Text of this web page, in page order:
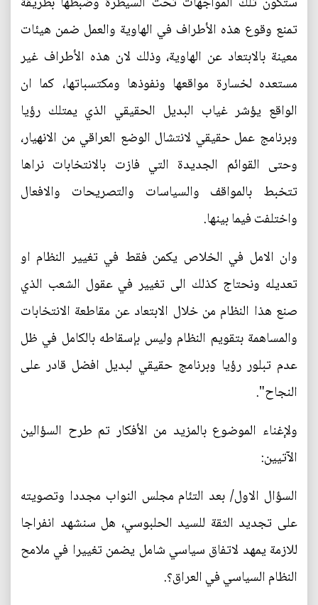
تمنع وقوع هذه الأطراف في الهاوية والعمل ضمن هيئات
معينة بالابتعاد عن الهاوية، وذلك لان هذه الأطراف غير
مستعده لخسارة مواقعها ونفوذها ومكتسباتها، كما ان
الواقع يؤشر غياب البديل الحقيقي الذي يمتلك رؤيا
وبرنامج عمل حقيقي لانتشال الوضع العراقي من الانهيار،
وحتى القوائم الجديدة التي فازت بالانتخابات نراها
تتخبط بالمواقف والسياسات والتصريحات والافعال
واختلفت فيما بينها.
وان الامل في الخلاص يكمن فقط في تغيير النظام او
تعديله ونحتاج كذلك الى تغيير في عقول الشعب الذي
صنع هذا النظام من خلال الابتعاد عن مقاطعة الانتخابات
والمساهمة بتقويم النظام وليس بإسقاطه بالكامل في ظل
عدم تبلور رؤيا وبرنامج حقيقي لبديل افضل قادر على
النجاح".
ولإغناء الموضوع بالمزيد من الأفكار تم طرح السؤالين
الآتيين:
السؤال الاول/ بعد التئام مجلس النواب مجددا وتصويته
على تجديد الثقة للسيد الحلبوسي، هل سنشهد انفراجا
للازمة يمهد لاتفاق سياسي شامل يضمن تغييرا في ملامح
النظام السياسي في العراق؟.